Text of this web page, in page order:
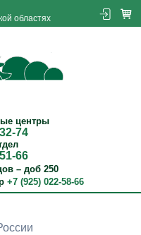
областях
центры
74
66
– доб 250
+7 (925) 022-58-66